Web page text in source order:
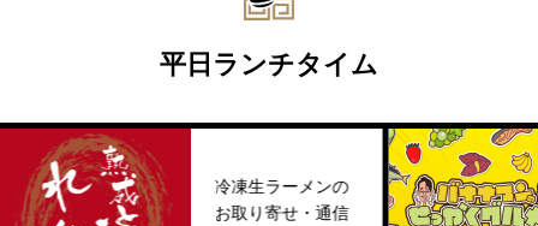
平日ランチタイム
冷凍生ラーメンの
お取り寄せ・通信